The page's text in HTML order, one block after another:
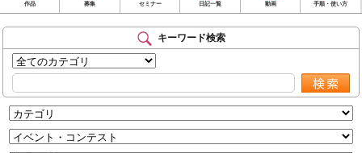
作品 募集 セミナー 日記一覧 動画 手順・使い方
キーワード検索